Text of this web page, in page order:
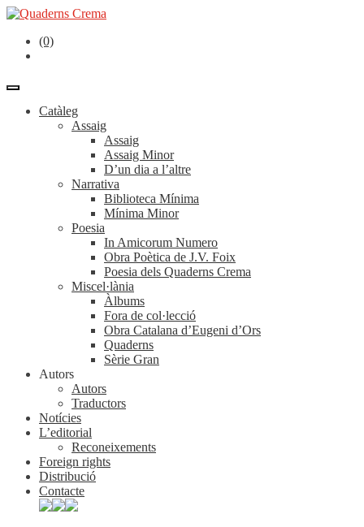
(0)
Catàleg
Assaig
Assaig
Assaig Minor
D’un dia a l’altre
Narrativa
Biblioteca Mínima
Mínima Minor
Poesia
In Amicorum Numero
Obra Poètica de J.V. Foix
Poesia dels Quaderns Crema
Miscel·lània
Àlbums
Fora de col·lecció
Obra Catalana d’Eugeni d’Ors
Quaderns
Sèrie Gran
Autors
Autors
Traductors
Notícies
L’editorial
Reconeixements
Foreign rights
Distribució
Contacte